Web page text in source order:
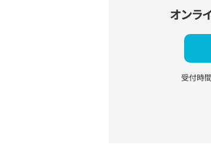
オンラ
受付時